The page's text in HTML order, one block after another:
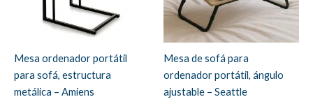
Mesa ordenador portátil
para sofá, estructura
metálica – Amiens
Mesa de sofá para
ordenador portátil, ángulo
ajustable – Seattle